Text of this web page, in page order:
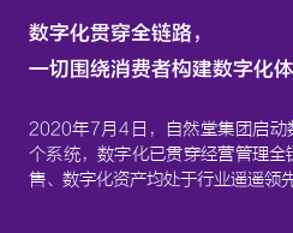
数字化贯穿全链路，
一切围绕消费者构建数字化
2020年7月4日，自然堂集团启动
个系统，数字化已贯穿经营管理
售、数字化资产均处于行业遥遥领